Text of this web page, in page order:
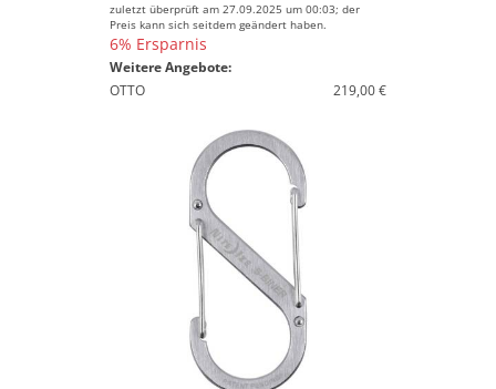
zuletzt überprüft am 27.09.2025 um 00:03; der
Preis kann sich seitdem geändert haben.
6% Ersparnis
Weitere Angebote:
OTTO
219,00 €